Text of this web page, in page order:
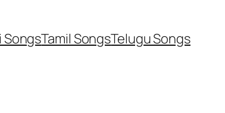
SongsTamil SongsTelugu Songs